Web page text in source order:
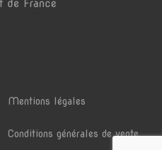
Mentions légales
Conditions générales de vente